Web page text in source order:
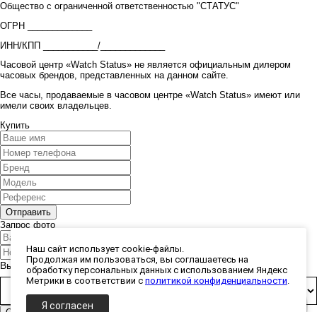
Общество с ограниченной ответственностью "СТАТУС"
ОГРН _____________
ИНН/КПП ___________/_____________
Часовой центр «Watch Status» не является официальным дилером
часовых брендов, представленных на данном сайте.
Все часы, продаваемые в часовом центре «Watch Status» имеют или
имели своих владельцев.
Купить
Запрос фото
Выберите способ получения фото:
Наш сайт использует cookie-файлы.
Продолжая им пользоваться, вы соглашаетесь на
обработку персональных данных с использованием Яндекс
Метрики в соответствии с политикой конфиденциальности.
Я согласен